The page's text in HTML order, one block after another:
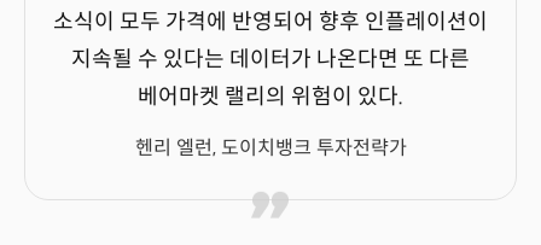
소식이 모두 가격에 반영되어 향후 인플레이션이
지속될 수 있다는 데이터가 나온다면 또 다른
베어마켓 랠리의 위험이 있다.
헨리 엘런, 도이치뱅크 투자전략가